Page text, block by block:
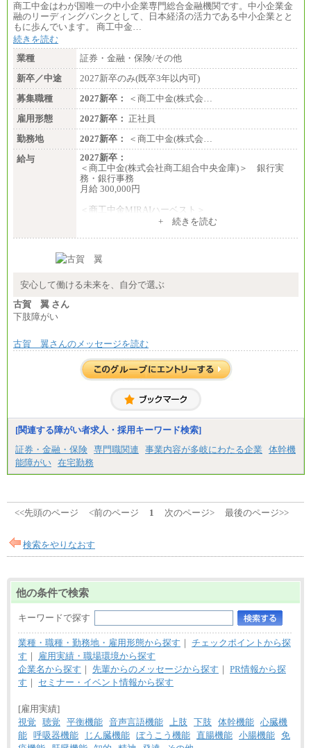
商工中金はわが国唯一の中小企業専門総合金融機関です。中小企業金
融のリーディングバンクとして、日本経済の活力である中小企業とと
もに歩んでいます。 商工中金…
続きを読む
業種
証券・金融・保険/その他
新卒／中途
2027新卒のみ(既卒3年以内可)
募集職種
2027新卒：
＜商工中金(株式会…
雇用形態
2027新卒： 正社員
勤務地
2027新卒：
＜商工中金(株式会…
給与
2027新卒：
＜商工中金(株式会社商工組合中央金庫)＞ 銀行実
務・銀行事務
月給 300,000円
＜商工中金MIRAIハーベスト＞
+ 続きを読む
安心して働ける未来を、自分で選ぶ
古賀 翼 さん
下肢障がい
古賀 翼さんのメッセージを読む
[関連する障がい者求人・採用キーワード検索]
証券・金融・保険 専門職関連 事業内容が多岐にわたる企業
体幹機
能障がい 在宅勤務
<<先頭のページ <前のページ 1 次のページ> 最後のページ>>
検索をやりなおす
他の条件で検索
キーワードで探す
業種・職種・勤務地・雇用形態から探す ｜ チェックポイントから探
す ｜
雇用実績・職場環境から探す
企業名から探す ｜ 先輩からのメッセージから探す ｜ PR情報から探
す ｜ セミナー・イベント情報から探す
[雇用実績]
視覚
聴覚 平衡機能 音声言語機能 上肢 下肢 体幹機能 心臓機
能 呼吸器機能 じん臓機能 ぼうこう機能 直腸機能 小腸機能 免